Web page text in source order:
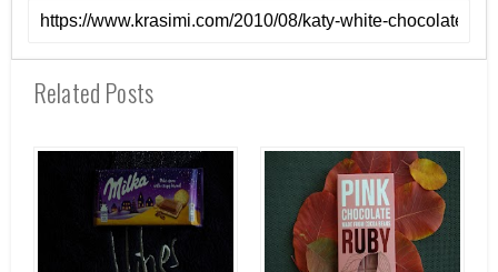
Related Posts